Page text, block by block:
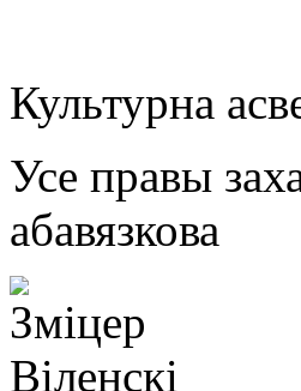
Культурна
Усе правы
абавязкова